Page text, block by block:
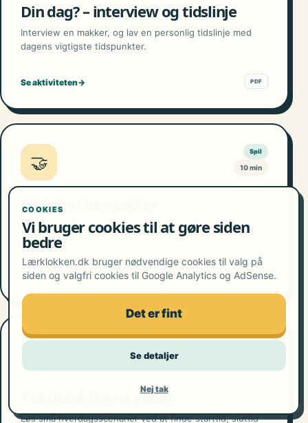
Din dag? – interview og tidslinje
Interview en makker, og lav en personlig tidslinje med
dagens vigtigste tidspunkter.
Se aktiviteten→ PDF
🤝
Spil
10 min
Find din tidsmakker
Halvdelen får analoge ure, halvdelen digitale tider – og
alle skal finde deres match.
Se aktiviteten→
Tidsdetektivens gåder
Løs små hverdagsscenarier ved at finde starttid, sluttid
COOKIES
Vi bruger cookies til at gøre siden
bedre
Lærklokken.dk bruger nødvendige cookies til valg på
siden og valgfri cookies til Google Analytics og AdSense.
Det er fint
Se detaljer
Nej tak